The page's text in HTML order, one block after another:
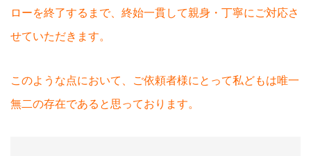
ローを終了するまで、終始一貫して親身・丁寧にご対応さ
せていただきます。
このような点において、ご依頼者様にとって私どもは唯一
無二の存在であると思っております。